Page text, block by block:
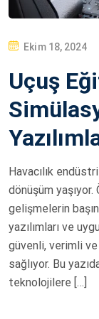
P
S
T
E
D
N
Ekim 18, 2024
Uçuş
Havacılık
dönüşüm
gelişmelerin
yazılımları ve
güvenli, verimli
sağlıyor. Bu
teknolojilere […]